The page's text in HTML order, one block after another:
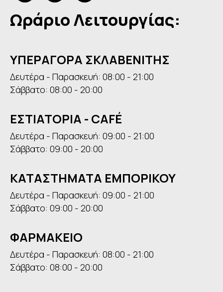
Ωράριο Λειτουργίας:
ΥΠΕΡΑΓΟΡΑ ΣΚΛΑΒΕΝΙΤΗΣ
Δευτέρα - Παρασκευή: 08:00 - 21:00
Σάββατο: 08:00 - 20:00
ΕΣΤΙΑΤΟΡΙΑ - CAFÉ
Δευτέρα - Παρασκευή: 09:00 - 21:00
Σάββατο: 09:00 - 20:00
ΚΑΤΑΣΤΗΜΑΤΑ ΕΜΠΟΡΙΚΟΥ
Δευτέρα - Παρασκευή: 09:00 - 21:00
Σάββατο: 09:00 - 20:00
ΦΑΡΜΑΚΕΙΟ
Δευτέρα - Παρασκευή: 08:00 - 21:00
Σάββατο: 08:00 - 20:00